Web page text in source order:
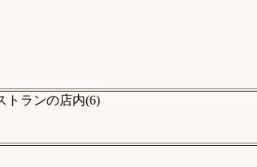
トランの店内(6)